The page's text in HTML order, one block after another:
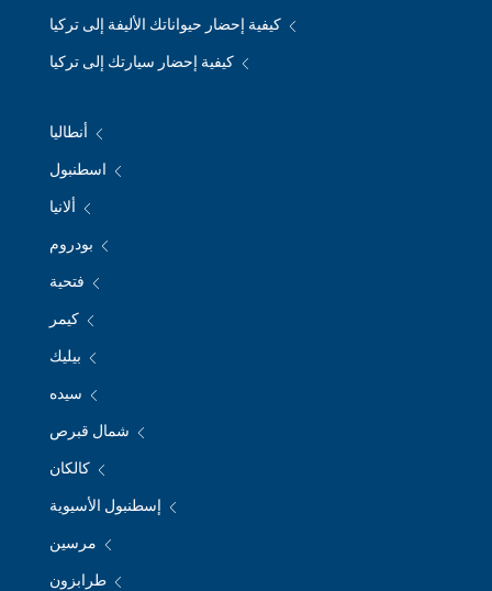
كيفية إحضار حيواناتك الأليفة إلى تركيا
كيفية إحضار سيارتك إلى تركيا
أنطاليا
اسطنبول
ألانيا
بودروم
فتحية
كيمر
بيليك
سيده
شمال قبرص
كالكان
إسطنبول الأسيوية
مرسين
طرابزون